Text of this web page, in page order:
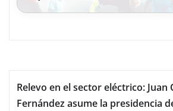
Relevo en el sector eléctrico: Juan
Fernández asume la presidencia